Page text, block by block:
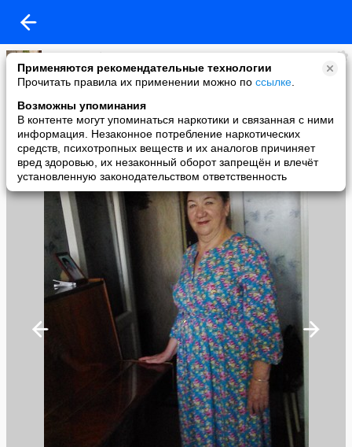
Применяются рекомендательные технологии
Прочитать правила их применении можно по ссылке
Возможны упоминания
В контенте могут упоминаться наркотики и связанная с ними
информация. Незаконное потребление наркотических
средств, психотропных веществ и их аналогов причиняет
вред здоровью, их незаконный оборот запрещён и влечёт
установленную законодательством ответственность
Хадиша Абдрахманова
added a photo
05 Jun в 09:49